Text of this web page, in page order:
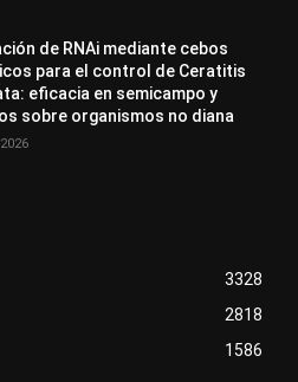
de RNAi mediante cebos
para el control de Ceratitis
eficacia en semicampo y
sobre organismos no diana
3328
2818
1586